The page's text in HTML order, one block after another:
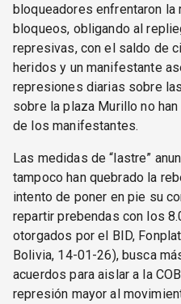
bloqueadores enfrentaron la
bloqueos, obligando al
represivas, con el saldo de
heridos y un manifestante
represiones diarias sobre
sobre la plaza Murillo no
de los manifestantes.
Las medidas de “lastre”
tampoco han quebrado la
intento de poner en pie su
repartir prebendas con los
otorgados por el BID,
Bolivia, 14-01-26), busca
acuerdos para aislar a la
represión mayor al